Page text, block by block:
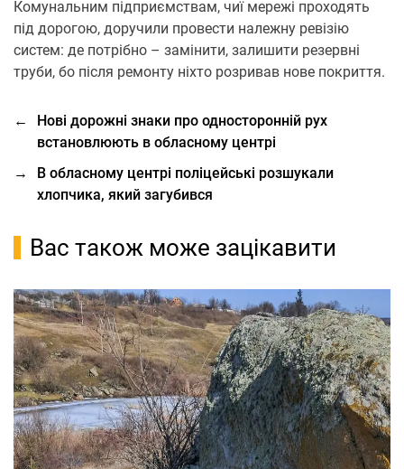
Комунальним підприємствам, чиї мережі проходять
під дорогою, доручили провести належну ревізію
систем: де потрібно – замінити, залишити резервні
труби, бо після ремонту ніхто розривав нове покриття.
←
Нові дорожні знаки про односторонній рух
встановлюють в обласному центрі
→
В обласному центрі поліцейські розшукали
хлопчика, який загубився
Вас також може зацікавити